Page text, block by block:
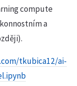
compute
a
tkubica12/ai-